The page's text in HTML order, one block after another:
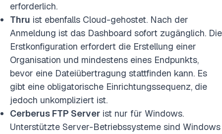
erforderlich.
Thru ist ebenfalls Cloud-gehostet. Nach der
Anmeldung ist das Dashboard sofort zugänglich. Die
Erstkonfiguration erfordert die Erstellung einer
Organisation und mindestens eines Endpunkts,
bevor eine Dateiübertragung stattfinden kann. Es
gibt eine obligatorische Einrichtungssequenz, die
jedoch unkompliziert ist.
Cerberus FTP Server ist nur für Windows.
Unterstützte Server-Betriebssysteme sind Windows